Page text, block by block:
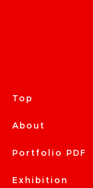
Top
About
Portfolio PDF
Exhibition